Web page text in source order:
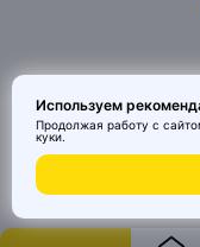
© 2026 MAI HE MAI.
Китая по
Используем
Продолжая работу с
куки.